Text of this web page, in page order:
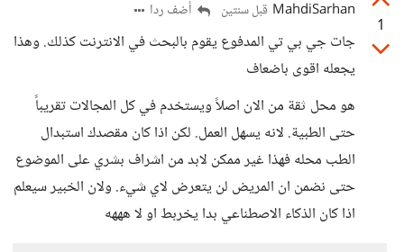
1
MahdiSarhan قبل سنتين أضف ردا
جات جي بي تي المدفوع يقوم بالبحث في الانترنت كذلك. وهذا
يجعله اقوى باضعاف
هو محل ثقة من الان اصلاً ويستخدم في كل المجالات تقريباً
حتى الطبية. لانه يسهل العمل. لكن اذا كان مقصدك استبدال
الطب محله فهذا غير ممكن لابد من اشراف بشري على الموضوع
حتى نضمن ان المريض لن يتعرض لاي شيء. ولان الخبير سيعلم
اذا كان الذكاء الاصطناعي بدا يخربط او لا هههه